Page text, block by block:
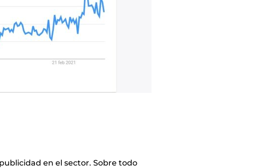
en el sector. Sobre todo